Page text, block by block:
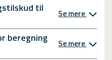
til
Se mere
beregning
Se mere